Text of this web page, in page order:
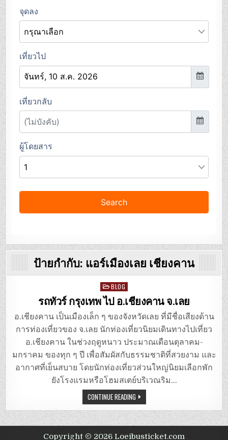
ป้ายกำกับ: แอร์เมืองเลย เชียงคาน
Posted
in
BLOG
รถทัวร์ กรุงเทพ ไป อ.เชียงคาน จ.เลย
อ.เชียงคาน เป็นเมืองเล็ก ๆ ของจังหวัดเลย ที่มีชื่อเสียงด้าน
การท่องเที่ยวของ จ.เลย นักท่องเที่ยวนิยมเดินทางไปเที่ยว
อ.เชียงคาน ในช่วงฤดูหนาว ประมาณเดือนตุลาคม-
มกราคม ของทุก ๆ ปี เพื่อสัมผัสกับธรรมชาติที่สวยงาม และ
อากาศที่เย็นสบาย โดยนักท่องเที่ยวส่วนใหญ่นิยมเลือกพัก
ยังโรงแรมหรือโฮมสเตย์บริเวณริม…
CONTINUE READING
Copyright © 2026 Loeibusticket.com